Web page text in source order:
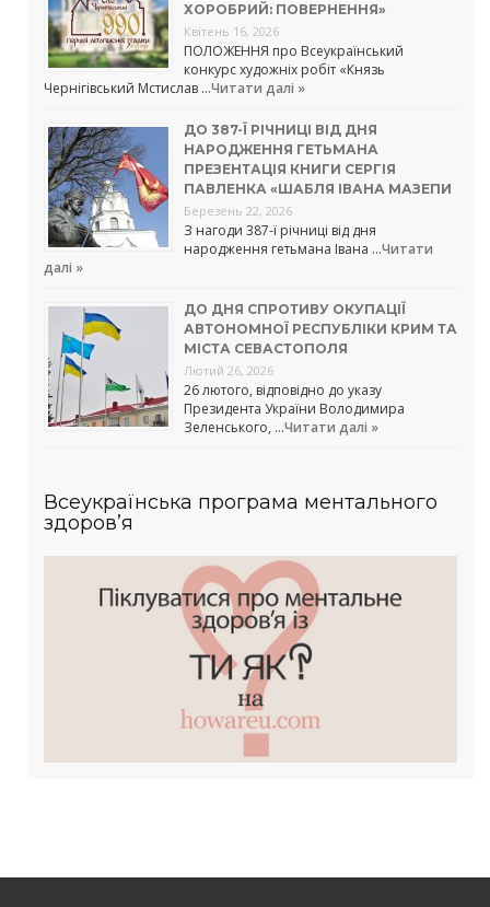
ХОРОБРИЙ: ПОВЕРНЕННЯ»
Квітень 16, 2026
ПОЛОЖЕННЯ про Всеукраїнський
конкурс художніх робіт «Князь
Чернігівський Мстислав …Читати далі »
ДО 387-Ї РІЧНИЦІ ВІД ДНЯ
НАРОДЖЕННЯ ГЕТЬМАНА
ПРЕЗЕНТАЦІЯ КНИГИ СЕРГІЯ
ПАВЛЕНКА «ШАБЛЯ ІВАНА МАЗЕПИ
Березень 22, 2026
З нагоди 387-ї річниці від дня
народження гетьмана Івана …Читати
далі »
ДО ДНЯ СПРОТИВУ ОКУПАЦІЇ
АВТОНОМНОЇ РЕСПУБЛІКИ КРИМ ТА
МІСТА СЕВАСТОПОЛЯ
Лютий 26, 2026
26 лютого, відповідно до указу
Президента України Володимира
Зеленського, …Читати далі »
Всеукраїнська програма ментального
здоров’я